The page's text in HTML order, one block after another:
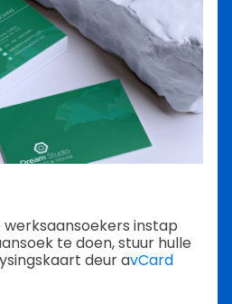
instap
te doen, stuur hulle
deur avCard